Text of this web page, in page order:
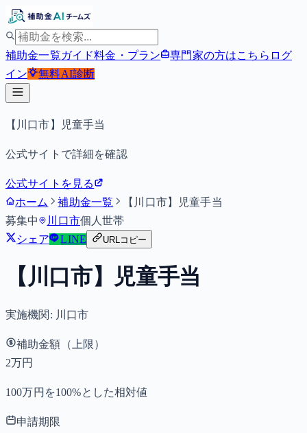
補助金一覧ガイド料金・プラン 専門家の方はこちら ログ
イン
無料AI診断
【川口市】児童手当
公式サイトで詳細を確認
公式サイトを見る
ホーム
補助金一覧
【川口市】児童手当
募集中
川口市個人世帯
シェア
LINE URLコピー
【川口市】児童手当
実施機関: 川口市
補助金額（上限）
2万円
100万円を100%とした相対値
申請期限